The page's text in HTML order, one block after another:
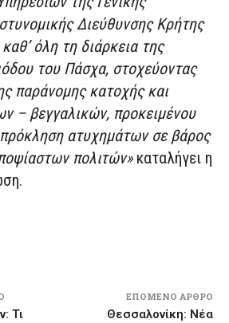
Διεύθυνσης Κρήτης
όλη τη διάρκεια της
του Πάσχα, στοχεύοντας
παράνομης κατοχής και
– βεγγαλικών, προκειμένου
ατυχημάτων σε βάρος
πολιτών»καταλήγει η
Τι
ΕΠΌΜΕΝΟ ΆΡΘΡΟ
Θεσσαλονίκη: Νέα